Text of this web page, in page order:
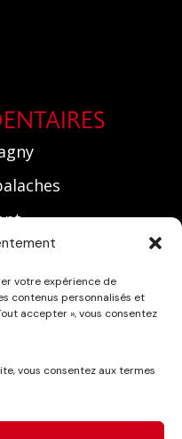
votre expérience de
contenus personnalisés et
accepter », vous consentez
vous consentez aux termes